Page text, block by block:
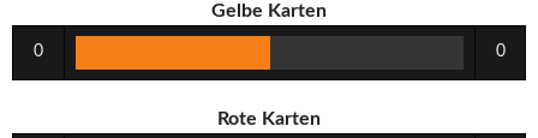
Gelbe Karten
0 0
Rote Karten